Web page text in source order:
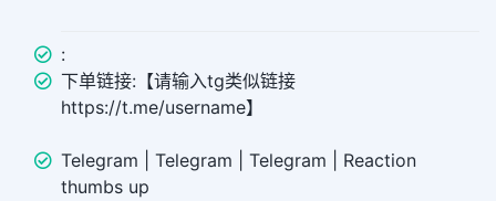
:
下单链接:【请输入tg类似链接
https://t.me/username】
Telegram | Telegram | Telegram | Reaction
thumbs up